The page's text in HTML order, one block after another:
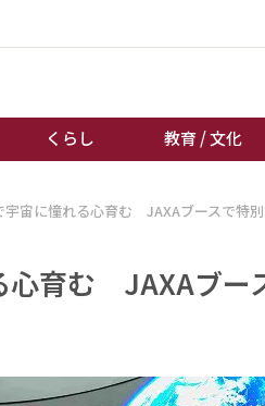
くらし 教育 / 文化
経済 / ビジネス
教育 / 文化
地域
宇宙に憧れる心育む JAXAブースで特
育む JAXAブー